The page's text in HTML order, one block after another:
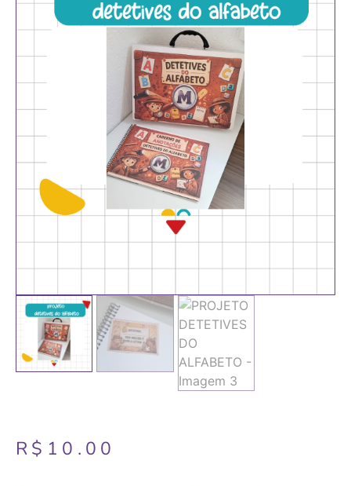
R$ 10.00